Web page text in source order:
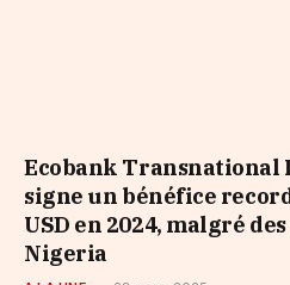
Ecobank Transnational
signe un bénéfice
USD en 2024, malgré
Nigeria